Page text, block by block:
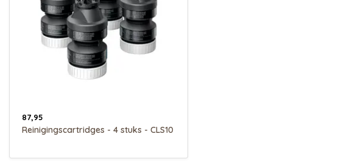
87,95
Reinigingscartridges - 4 stuks - CLS10